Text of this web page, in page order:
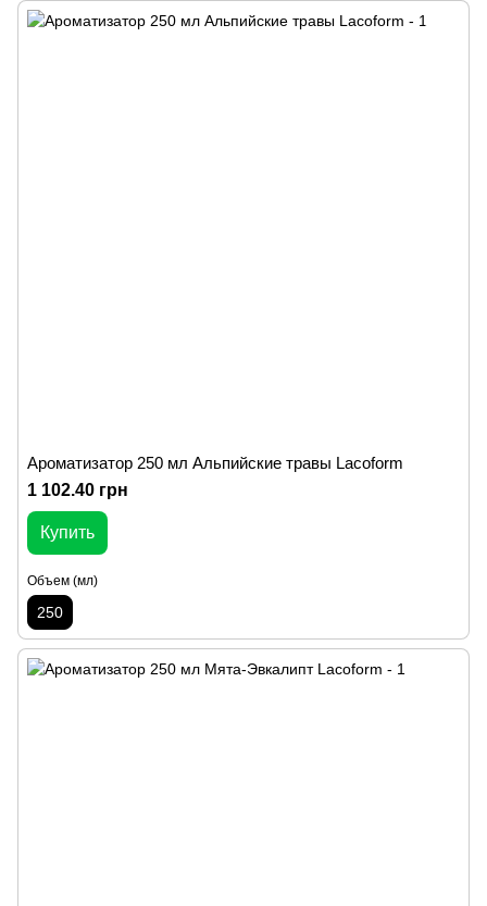
Ароматизатор 250 мл Альпийские травы Lacoform
1 102.40 грн
Купить
Объем (мл)
250